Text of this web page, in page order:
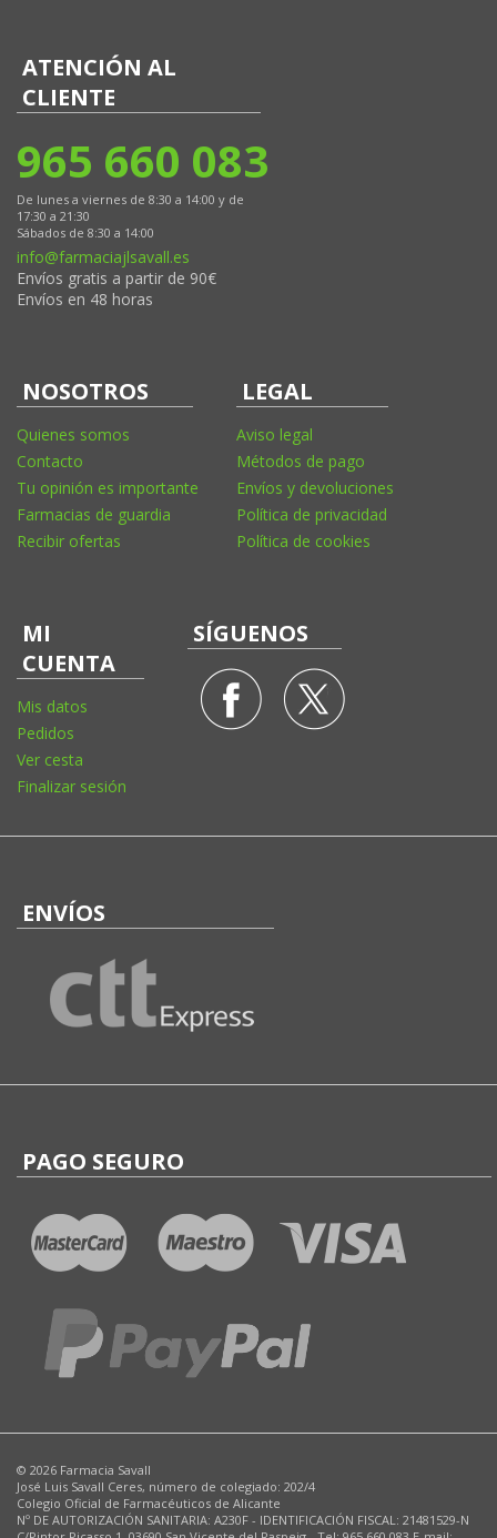
ATENCIÓN AL
CLIENTE
965 660 083
De lunes a viernes de 8:30 a 14:00 y de
17:30 a 21:30
Sábados de 8:30 a 14:00
info@farmaciajlsavall.es
Envíos gratis a partir de 90€
Envíos en 48 horas
NOSOTROS
Quienes somos
Contacto
Tu opinión es importante
Farmacias de guardia
Recibir ofertas
LEGAL
Aviso legal
Métodos de pago
Envíos y devoluciones
Política de privacidad
Política de cookies
MI
CUENTA
Mis datos
Pedidos
Ver cesta
Finalizar sesión
SÍGUENOS
ENVÍOS
PAGO SEGURO
© 2026 Farmacia Savall
José Luis Savall Ceres, número de colegiado: 202/4
Colegio Oficial de Farmacéuticos de Alicante
Nº DE AUTORIZACIÓN SANITARIA: A230F - IDENTIFICACIÓN FISCAL: 21481529-N